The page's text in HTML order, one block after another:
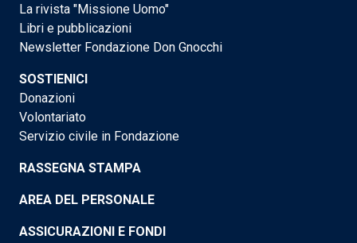
La rivista "Missione Uomo"
Libri e pubblicazioni
Newsletter Fondazione Don Gnocchi
SOSTIENICI
Donazioni
Volontariato
Servizio civile in Fondazione
RASSEGNA STAMPA
AREA DEL PERSONALE
ASSICURAZIONI E FONDI